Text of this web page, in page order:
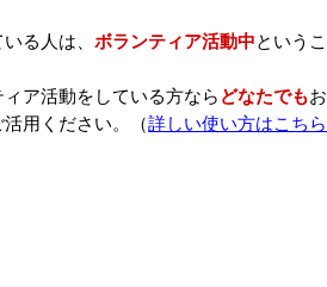
いる人は、ボランティア活動中というこ
ア活動をしている方なら どなたでもお
用ください。（詳しい使い方はこちら